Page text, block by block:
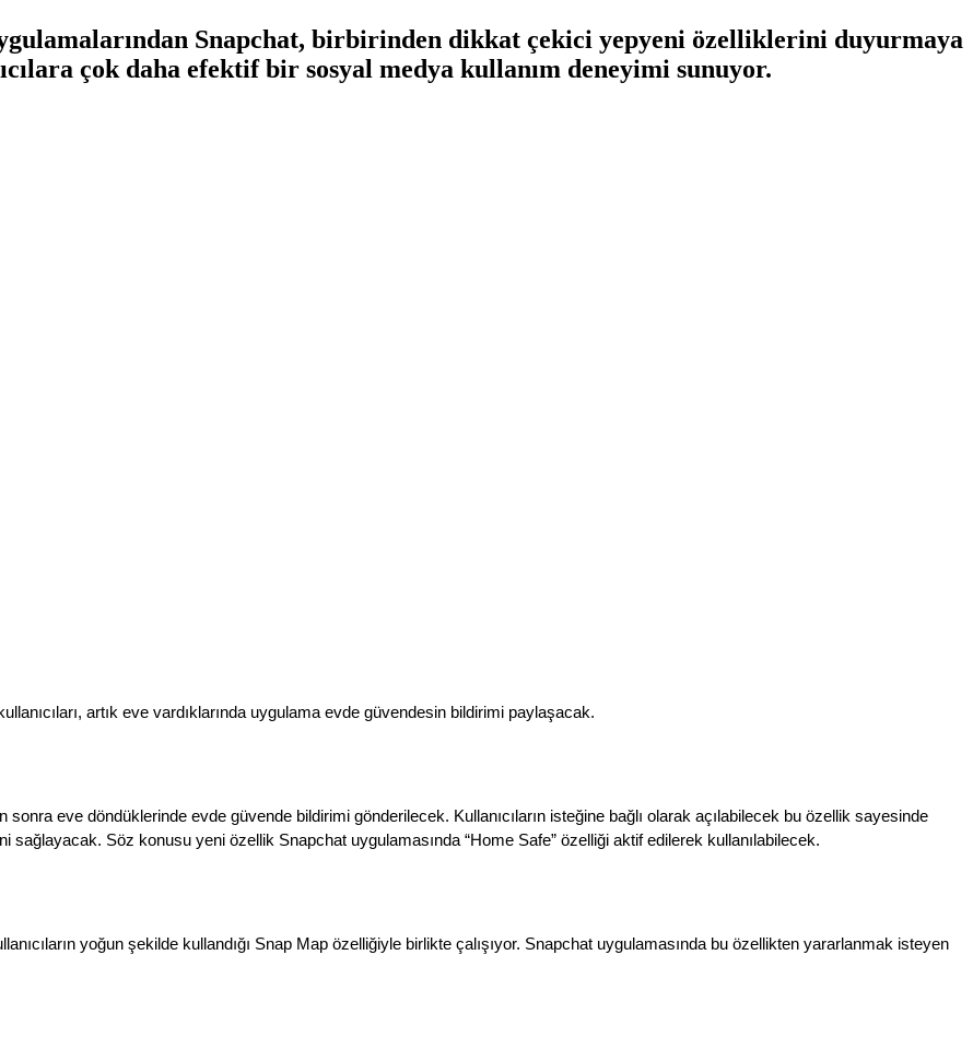
Snapchat, birbirinden dikkat çekici yepyeni özelliklerini duyurmaya
çok daha efektif bir sosyal medya kullanım deneyimi sunuyor.
artık eve vardıklarında uygulama evde güvendesin bildirimi paylaşacak.
sonra eve döndüklerinde evde güvende bildirimi gönderilecek. Kullanıcıların isteğine bağlı olarak açılabilecek bu özellik sayesinde
sağlayacak. Söz konusu yeni özellik Snapchat uygulamasında “Home Safe” özelliği aktif edilerek kullanılabilecek.
yoğun şekilde kullandığı Snap Map özelliğiyle birlikte çalışıyor. Snapchat uygulamasında bu özellikten yararlanmak isteyen